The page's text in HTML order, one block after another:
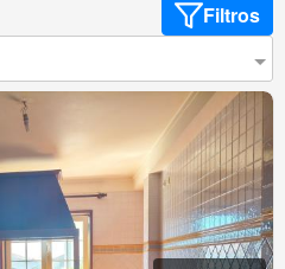
Filtros